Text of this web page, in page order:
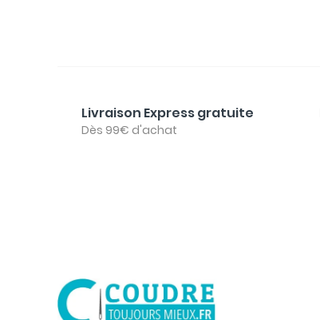
Livraison Express gratuite
Dès 99€ d'achat